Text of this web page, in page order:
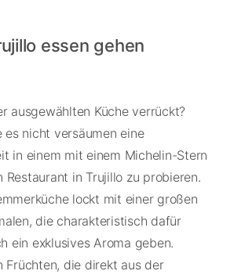
essen gehen
ausgewählten Küche verrückt?
es nicht versäumen eine
in einem mit einem Michelin-Stern
Restaurant in Trujillo zu probieren.
lockt mit einer großen
die charakteristisch dafür
ein exklusives Aroma geben.
Früchten, die direkt aus der